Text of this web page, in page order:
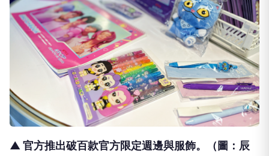
▲ 官方推出破百款官方限定週邊與服飾。（圖：辰